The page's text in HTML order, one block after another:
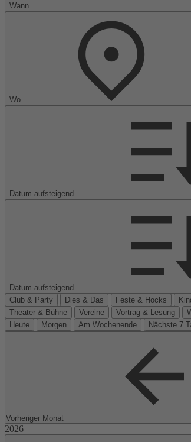
Wann
Wo
Datum aufsteigend
Datum aufsteigend
Club & Party
Dies & Das Feste & Hocks
Theater & Bühne
Vereine Vortrag & Lesung
Heute
Morgen Am Wochenende Nächste 7
Vorheriger Monat